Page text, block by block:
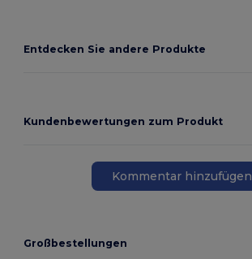
Entdecken Sie andere Produkte
Kundenbewertungen zum Produkt
Kommentar hinzufügen
Großbestellungen